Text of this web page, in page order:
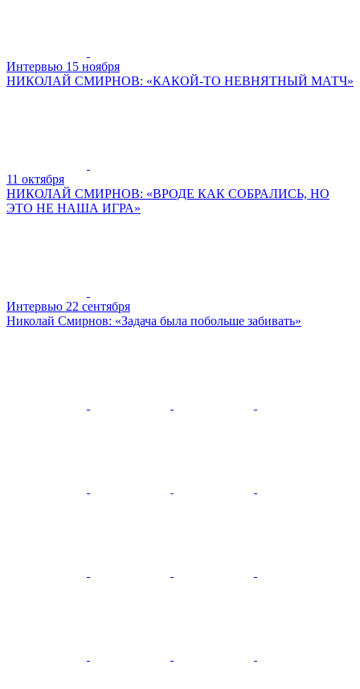
Интервью 15 ноября
НИКОЛАЙ СМИРНОВ: «КАКОЙ-ТО НЕВНЯТНЫЙ МАТЧ»
11 октября
НИКОЛАЙ СМИРНОВ: «ВРОДЕ КАК СОБРАЛИСЬ, НО
ЭТО НЕ НАША ИГРА»
Интервью 22 сентября
Николай Смирнов: «Задача была побольше забивать»